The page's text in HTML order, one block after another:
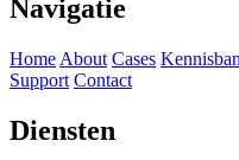
Navigatie
Home About Cases
Support Contact
Diensten